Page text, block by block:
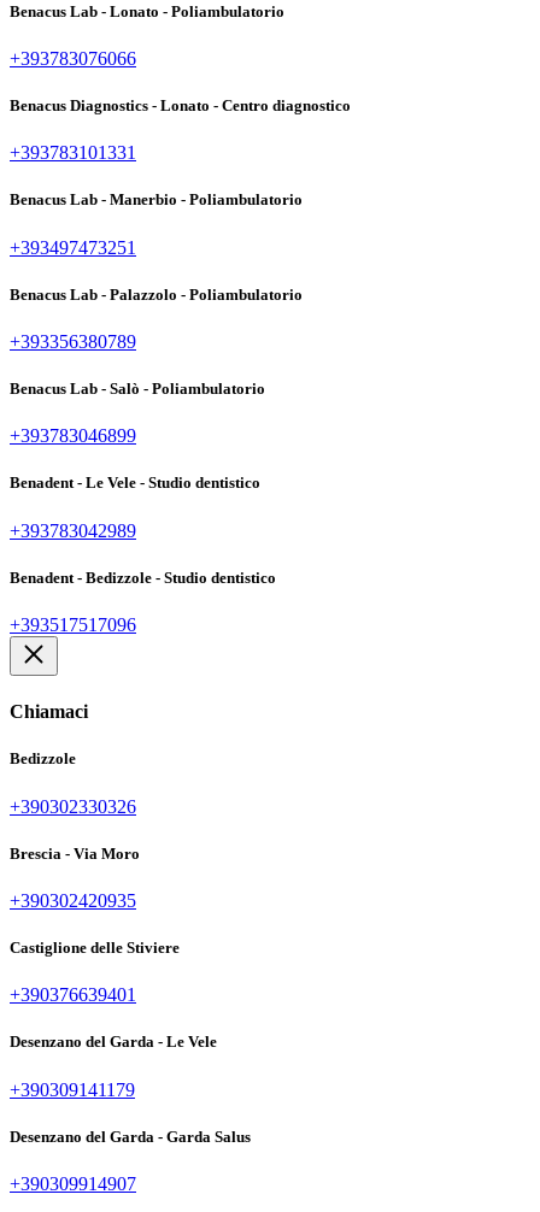
Benacus Lab - Lonato - Poliambulatorio
+393783076066
Benacus Diagnostics - Lonato - Centro diagnostico
+393783101331
Benacus Lab - Manerbio - Poliambulatorio
+393497473251
Benacus Lab - Palazzolo - Poliambulatorio
+393356380789
Benacus Lab - Salò - Poliambulatorio
+393783046899
Benadent - Le Vele - Studio dentistico
+393783042989
Benadent - Bedizzole - Studio dentistico
+393517517096
Chiamaci
Bedizzole
+390302330326
Brescia - Via Moro
+390302420935
Castiglione delle Stiviere
+390376639401
Desenzano del Garda - Le Vele
+390309141179
Desenzano del Garda - Garda Salus
+390309914907